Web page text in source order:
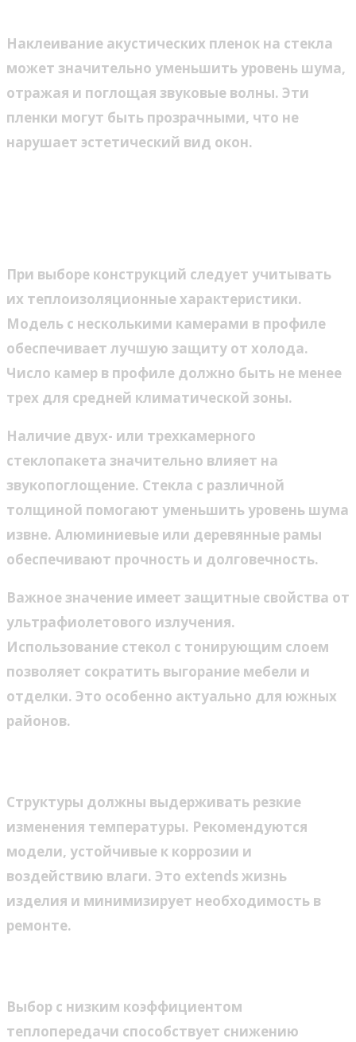
Наклеивание акустических пленок на стекла
может значительно уменьшить уровень шума,
отражая и поглощая звуковые волны. Эти
пленки могут быть прозрачными, что не
нарушает эстетический вид окон.
При выборе конструкций следует учитывать
их теплоизоляционные характеристики.
Модель с несколькими камерами в профиле
обеспечивает лучшую защиту от холода.
Число камер в профиле должно быть не менее
трех для средней климатической зоны.
Наличие двух- или трехкамерного
стеклопакета значительно влияет на
звукопоглощение. Стекла с различной
толщиной помогают уменьшить уровень шума
извне. Алюминиевые или деревянные рамы
обеспечивают прочность и долговечность.
Важное значение имеет защитные свойства от
ультрафиолетового излучения.
Использование стекол с тонирующим слоем
позволяет сократить выгорание мебели и
отделки. Это особенно актуально для южных
районов.
Структуры должны выдерживать резкие
изменения температуры. Рекомендуются
модели, устойчивые к коррозии и
воздействию влаги. Это extends жизнь
изделия и минимизирует необходимость в
ремонте.
Выбор с низким коэффициентом
теплопередачи способствует снижению